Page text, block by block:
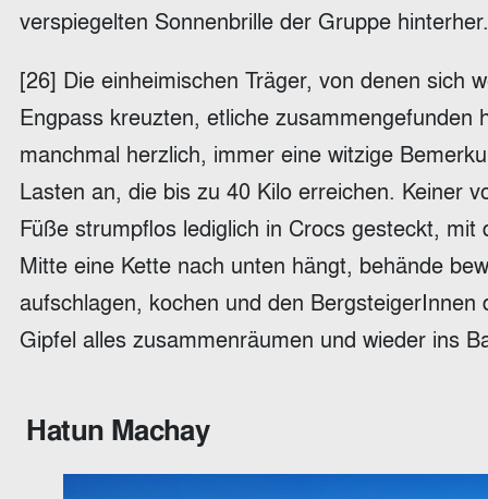
verspiegelten Sonnenbrille der Gruppe hinterher.
[26] Die einheimischen Träger, von denen sich
Engpass kreuzten, etliche
manchmal herzlich, immer eine witzige
Lasten an, die bis zu 40 Kilo erreichen. Keiner
Füße strumpflos lediglich in Crocs gesteckt,
Mitte eine Kette nach unten hängt, behände
aufschlagen, kochen und den
Gipfel alles zusammenräumen und wieder ins
Hatun Machay